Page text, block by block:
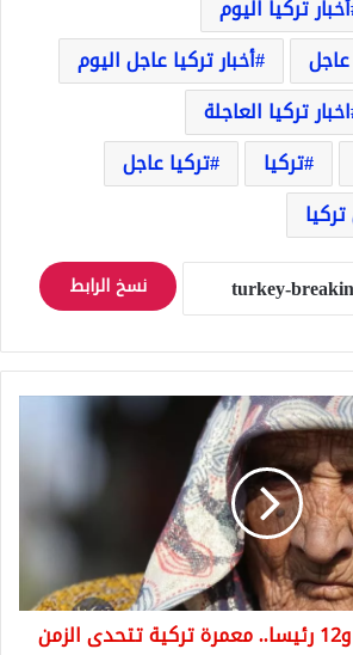
أخبار تركيا اليوم
عاجل
أخبار تركيا عاجل اليوم
اخبار تركيا العاجلة
تركيا
تركيا عاجل
نسخ الرابط